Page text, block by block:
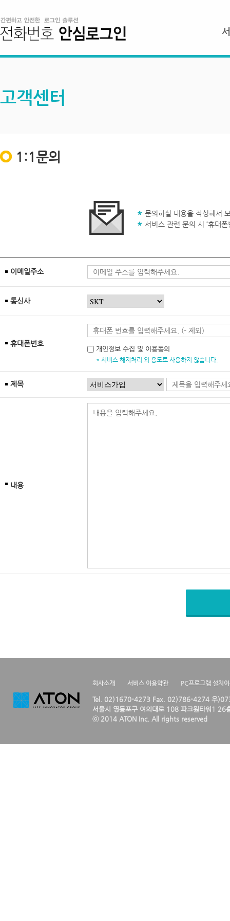
고객센터
1:1문의
문의하실 내용을 작성해서
서비스 관련 문의 시 ‘휴대
이메일주소
통신사
휴대폰번호
개인정보 수집 및 이용동의
* 서비스 해지처리 외 용도로 사용하지 않습니다.
제목
내용
회사소개 서비스 이용약관 PC프로그램 설치
Tel. 02)1670-4273 Fax. 02)786-4274 우
서울시 영등포구 여의대로 108 파크원타워1 26
ⓒ 2014 ATON Inc. All rights reserved